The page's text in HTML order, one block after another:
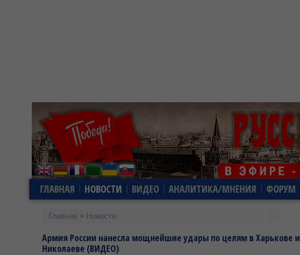
ГЛАВНАЯ НОВОСТИ ВИДЕО АНАЛИТИКА/МНЕНИЯ ФОРУМ
Главная > Новости
Армия России нанесла мощнейшие удары по целям в Харькове и
Николаеве (ВИДЕО)